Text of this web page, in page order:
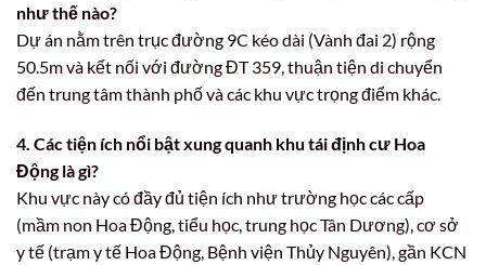
như thế nào?
Dự án nằm trên trục đường 9C kéo dài (Vành đai 2) rộng
50.5m và kết nối với đường ĐT 359, thuận tiện di chuyển
đến trung tâm thành phố và các khu vực trọng điểm khác.
4. Các tiện ích nổi bật xung quanh khu tái định cư Hoa
Động là gì?
Khu vực này có đầy đủ tiện ích như trường học các cấp
(mầm non Hoa Động, tiểu học, trung học Tân Dương), cơ sở
y tế (trạm y tế Hoa Động, Bệnh viện Thủy Nguyên), gần KCN